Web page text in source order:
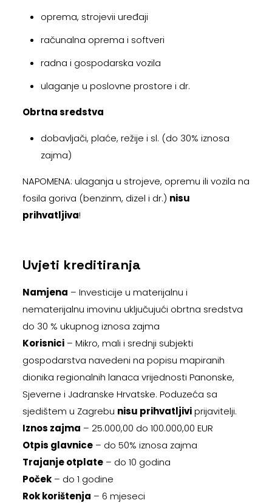
oprema, strojevii uređaji
računalna oprema i softveri
radna i gospodarska vozila
ulaganje u poslovne prostore i dr.
Obrtna sredstva
dobavljači, plaće, režije i sl. (do 30% iznosa
zajma)
NAPOMENA: ulaganja u strojeve, opremu ili vozila na
fosila goriva (benzinm, dizel i dr.) nisu
prihvatljiva!
Uvjeti kreditiranja
Namjena – Investicije u materijalnu i
nematerijalnu imovinu uključujući obrtna sredstva
do 30 % ukupnog iznosa zajma
Korisnici– Mikro, mali i srednji subjekti
gospodarstva navedeni na popisu mapiranih
dionika regionalnih lanaca vrijednosti Panonske,
Sjeverne i Jadranske Hrvatske. Poduzeća sa
sjedištem u Zagrebu nisu prihvatljiviprijavitelji.
Iznos zajma – 25.000,00 do 100.000,00 EUR
Otpis glavnice– do 50% iznosa zajma
Trajanje otplate– do 10 godina
Poček– do 1 godine
Rok korištenja – 6 mjeseci